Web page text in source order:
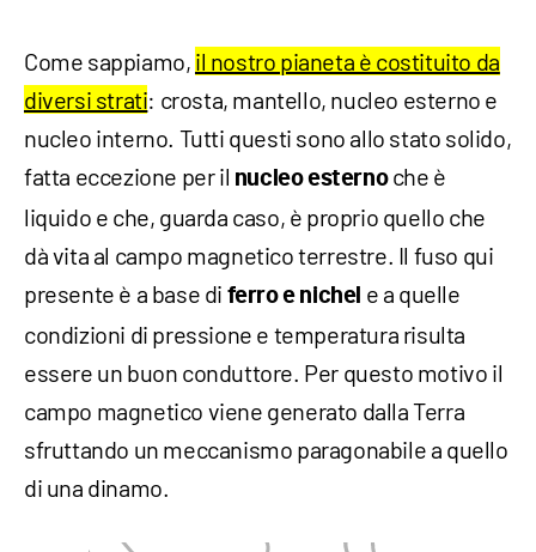
Come sappiamo, il nostro pianeta è costituito da
diversi strati: crosta, mantello, nucleo esterno e
nucleo interno. Tutti questi sono allo stato solido,
fatta eccezione per il nucleo esternoche è
liquido e che, guarda caso, è proprio quello che
dà vita al campo magnetico terrestre. Il fuso qui
presente è a base di ferro e nichel e a quelle
condizioni di pressione e temperatura risulta
essere un buon conduttore. Per questo motivo il
campo magnetico viene generato dalla Terra
sfruttando un meccanismo paragonabile a quello
di una dinamo.